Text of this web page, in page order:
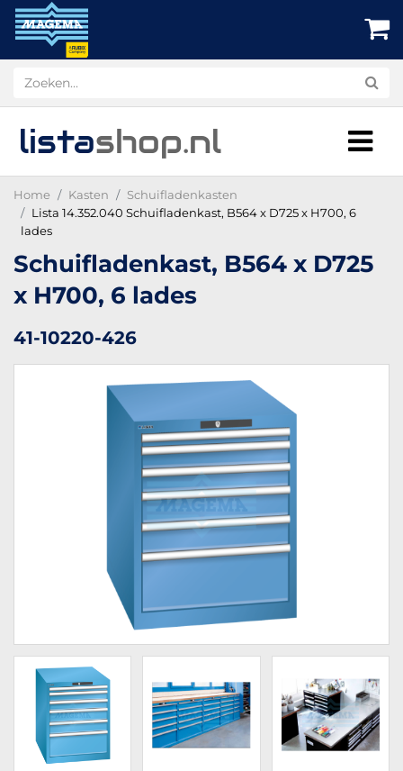
listashop.nl
Home Kasten
Schuifladenkasten
Lista 14.352.040 Schuifladenkast, B564 x D725 x H700, 6
lades
Schuifladenkast, B564 x D725
x H700, 6 lades
41-10220-426